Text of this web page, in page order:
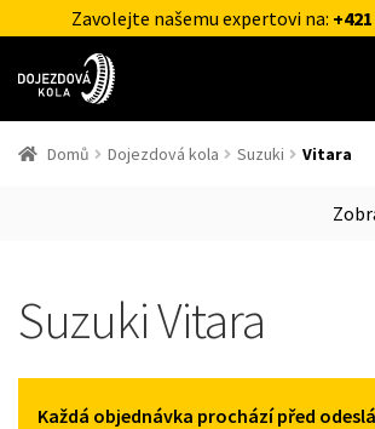
Zavolejte našemu expertovi na:
Domů Dojezdová kola Suzuki Vitara
Suzuki Vitara
Každá objednávka prochází před